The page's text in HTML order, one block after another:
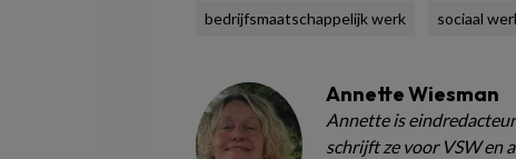
bedrijfsmaatschappelijk werk sociaal
Annette Wiesman
Annette is
schrijft ze voor VSW en